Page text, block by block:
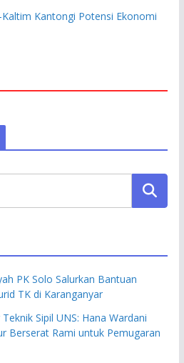
Kantongi Potensi Ekonomi
PK Solo Salurkan Bantuan
TK di Karanganyar
Sipil UNS: Hana Wardani
Berserat Rami untuk Pemugaran